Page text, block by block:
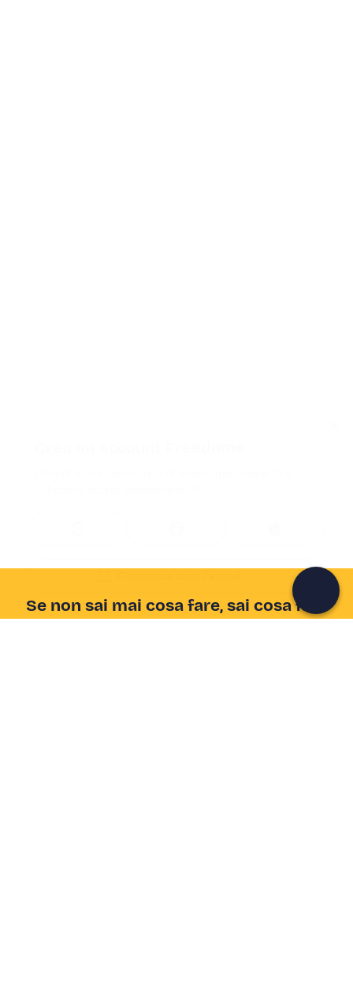
Se non sai mai cosa fare, sai cosa fare